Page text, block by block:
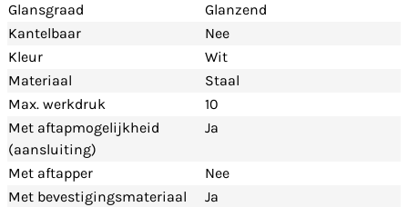
Glansgraad
Glanzend
Kantelbaar
Nee
Kleur
Wit
Materiaal
Staal
Max. werkdruk
10
Met aftapmogelijkheid
(aansluiting)
Ja
Met aftapper
Nee
Met bevestigingsmateriaal
Ja